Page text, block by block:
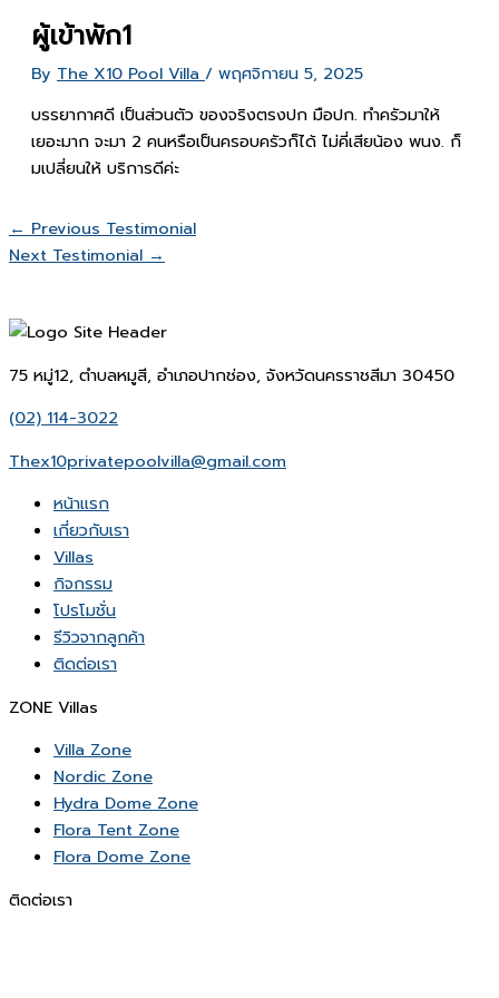
ผู้เข้าพัก1
By The X10 Pool Villa / พฤศจิกายน 5, 2025
บรรยากาศดี เป็นส่วนตัว ของจริงตรงปก มือปก. ทำครัวมาให้
เยอะมาก จะมา 2 คนหรือเป็นครอบครัวก็ได้ ไม่คี่เสียน้อง พนง. ก็
มเปลี่ยนให้ บริการดีค่ะ
← Previous Testimonial
Next Testimonial →
75 หมู่12, ตำบลหมูสี, อำเภอปากช่อง, จังหวัดนครราชสีมา 30450
(02) 114-3022
Thex10privatepoolvilla@gmail.com
หน้าเเรก
เกี่ยวกับเรา
Villas
กิจกรรม
โปรโมชั่น
รีวิวจากลูกค้า
ติดต่อเรา
ZONE Villas
Villa Zone
Nordic Zone
Hydra Dome Zone
Flora Tent Zone
Flora Dome Zone
ติดต่อเรา